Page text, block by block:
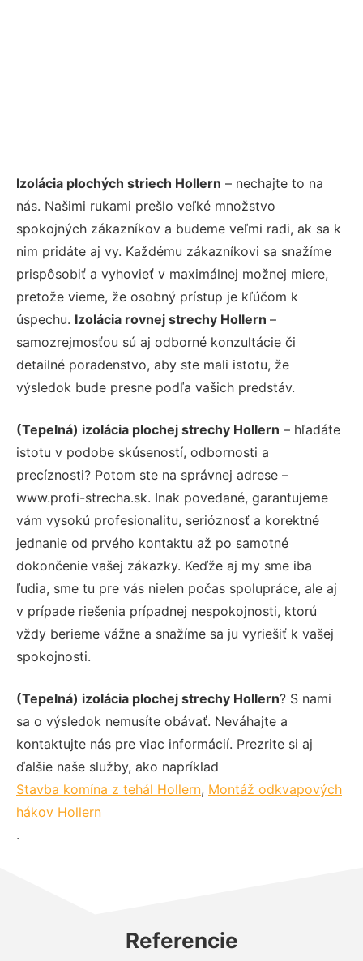
Izolácia plochých striech Hollern – nechajte to na
nás. Našimi rukami prešlo veľké množstvo
spokojných zákazníkov a budeme veľmi radi, ak sa k
nim pridáte aj vy. Každému zákazníkovi sa snažíme
prispôsobiť a vyhovieť v maximálnej možnej miere,
pretože vieme, že osobný prístup je kľúčom k
úspechu. Izolácia rovnej strechy Hollern –
samozrejmosťou sú aj odborné konzultácie či
detailné poradenstvo, aby ste mali istotu, že
výsledok bude presne podľa vašich predstáv.
(Tepelná) izolácia plochej strechy Hollern – hľadáte
istotu v podobe skúseností, odbornosti a
precíznosti? Potom ste na správnej adrese –
www.profi-strecha.sk. Inak povedané, garantujeme
vám vysokú profesionalitu, serióznosť a korektné
jednanie od prvého kontaktu až po samotné
dokončenie vašej zákazky. Keďže aj my sme iba
ľudia, sme tu pre vás nielen počas spolupráce, ale aj
v prípade riešenia prípadnej nespokojnosti, ktorú
vždy berieme vážne a snažíme sa ju vyriešiť k vašej
spokojnosti.
(Tepelná) izolácia plochej strechy Hollern? S nami
sa o výsledok nemusíte obávať. Neváhajte a
kontaktujte nás pre viac informácií. Prezrite si aj
ďalšie naše služby, ako napríklad
Stavba komína z tehál Hollern, Montáž odkvapových
hákov Hollern
.
Referencie